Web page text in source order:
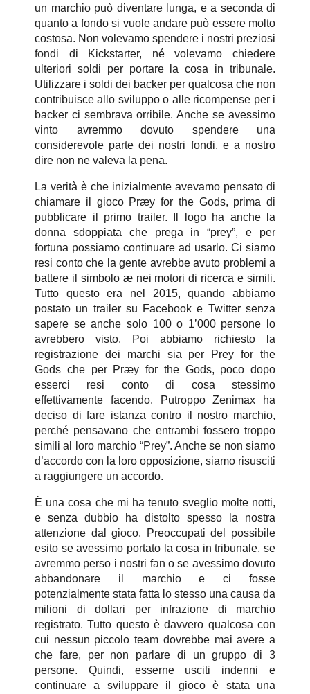
un marchio può diventare lunga, e a seconda di
quanto a fondo si vuole andare può essere molto
costosa. Non volevamo spendere i nostri preziosi
fondi di Kickstarter, né volevamo chiedere
ulteriori soldi per portare la cosa in tribunale.
Utilizzare i soldi dei backer per qualcosa che non
contribuisce allo sviluppo o alle ricompense per i
backer ci sembrava orribile. Anche se avessimo
vinto avremmo dovuto spendere una
considerevole parte dei nostri fondi, e a nostro
dire non ne valeva la pena.
La verità è che inizialmente avevamo pensato di
chiamare il gioco Præy for the Gods, prima di
pubblicare il primo trailer. Il logo ha anche la
donna sdoppiata che prega in “prey”, e per
fortuna possiamo continuare ad usarlo. Ci siamo
resi conto che la gente avrebbe avuto problemi a
battere il simbolo æ nei motori di ricerca e simili.
Tutto questo era nel 2015, quando abbiamo
postato un trailer su Facebook e Twitter senza
sapere se anche solo 100 o 1’000 persone lo
avrebbero visto. Poi abbiamo richiesto la
registrazione dei marchi sia per Prey for the
Gods che per Præy for the Gods, poco dopo
esserci resi conto di cosa stessimo
effettivamente facendo. Putroppo Zenimax ha
deciso di fare istanza contro il nostro marchio,
perché pensavano che entrambi fossero troppo
simili al loro marchio “Prey”. Anche se non siamo
d’accordo con la loro opposizione, siamo risusciti
a raggiungere un accordo.
È una cosa che mi ha tenuto sveglio molte notti,
e senza dubbio ha distolto spesso la nostra
attenzione dal gioco. Preoccupati del possibile
esito se avessimo portato la cosa in tribunale, se
avremmo perso i nostri fan o se avessimo dovuto
abbandonare il marchio e ci fosse
potenzialmente stata fatta lo stesso una causa da
milioni di dollari per infrazione di marchio
registrato. Tutto questo è davvero qualcosa con
cui nessun piccolo team dovrebbe mai avere a
che fare, per non parlare di un gruppo di 3
persone. Quindi, esserne usciti indenni e
continuare a sviluppare il gioco è stata una